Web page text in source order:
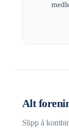
Alt
Slipp å